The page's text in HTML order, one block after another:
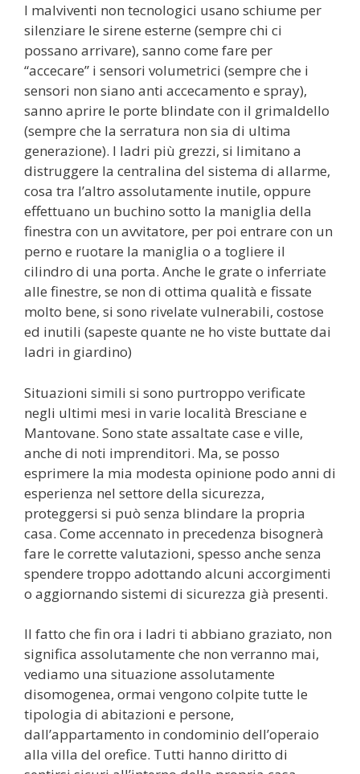
I malviventi non tecnologici usano schiume per
silenziare le sirene esterne (sempre chi ci
possano arrivare), sanno come fare per
“accecare” i sensori volumetrici (sempre che i
sensori non siano anti accecamento e spray),
sanno aprire le porte blindate con il grimaldello
(sempre che la serratura non sia di ultima
generazione). I ladri più grezzi, si limitano a
distruggere la centralina del sistema di allarme,
cosa tra l’altro assolutamente inutile, oppure
effettuano un buchino sotto la maniglia della
finestra con un avvitatore, per poi entrare con un
perno e ruotare la maniglia o a togliere il
cilindro di una porta. Anche le grate o inferriate
alle finestre, se non di ottima qualità e fissate
molto bene, si sono rivelate vulnerabili, costose
ed inutili (sapeste quante ne ho viste buttate dai
ladri in giardino)
Situazioni simili si sono purtroppo verificate
negli ultimi mesi in varie località Bresciane e
Mantovane. Sono state assaltate case e ville,
anche di noti imprenditori. Ma, se posso
esprimere la mia modesta opinione podo anni di
esperienza nel settore della sicurezza,
proteggersi si può senza blindare la propria
casa. Come accennato in precedenza bisognerà
fare le corrette valutazioni, spesso anche senza
spendere troppo adottando alcuni accorgimenti
o aggiornando sistemi di sicurezza già presenti.
Il fatto che fin ora i ladri ti abbiano graziato, non
significa assolutamente che non verranno mai,
vediamo una situazione assolutamente
disomogenea, ormai vengono colpite tutte le
tipologia di abitazioni e persone,
dall’appartamento in condominio dell’operaio
alla villa del orefice. Tutti hanno diritto di